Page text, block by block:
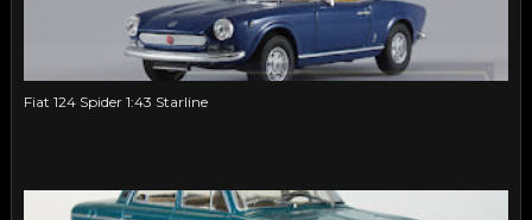
Fiat 124 Spider 1:43 Starline